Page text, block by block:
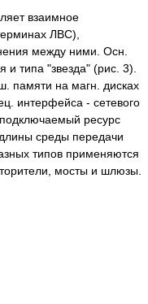
взаимное
ЛВС),
между ними. Осн.
типа "звезда" (рис. 3).
памяти на магн. дисках
интерфейса - сетевого
ресурс
среды передачи
типов применяются
мосты и шлюзы.